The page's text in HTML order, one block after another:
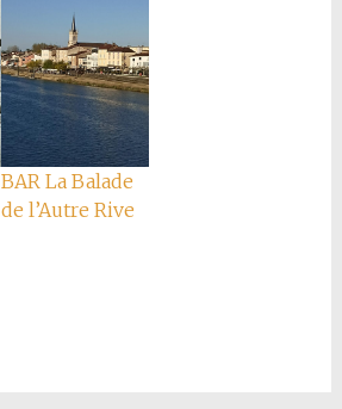
BAR La Balade
de l’Autre Rive